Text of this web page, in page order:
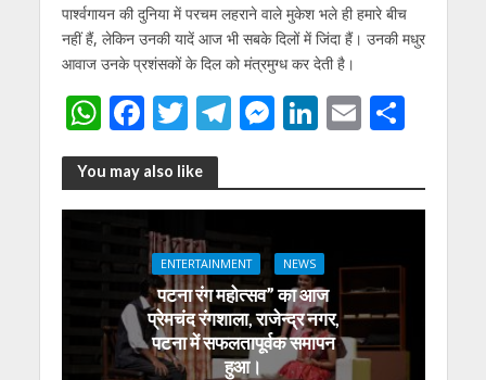
पार्श्वगायन की दुनिया में परचम लहराने वाले मुकेश भले ही हमारे बीच
नहीं हैं, लेकिन उनकी यादें आज भी सबके दिलों में जिंदा हैं। उनकी मधुर
आवाज उनके प्रशंसकों के दिल को मंत्रमुग्ध कर देती है।
W
h
at
s
p
F
ac
e
b
o
o
k
T
w
itt
er
T
el
e
gr
a
m
M
e
ss
e
n
g
er
Li
n
k
e
dI
n
E
m
ai
l
S
ar
e
You may also like
ENTERTAINMENT NEWS
पटना रंग महोत्सव” का आज
प्रेमचंद रंगशाला, राजेन्द्र नगर,
पटना में सफलतापूर्वक समापन
हुआ।